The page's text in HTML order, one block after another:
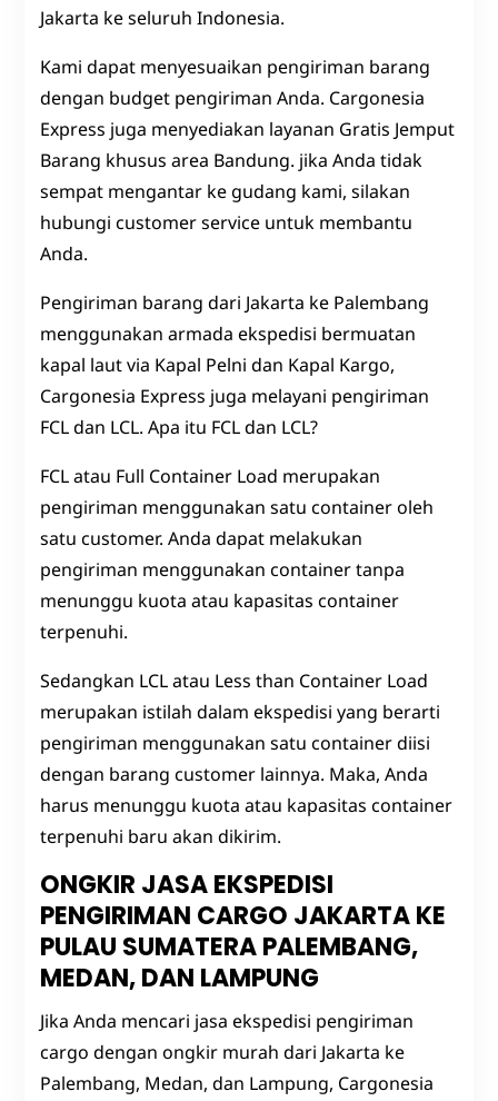
Jakarta ke seluruh Indonesia.
Kami dapat menyesuaikan pengiriman barang
dengan budget pengiriman Anda. Cargonesia
Express juga menyediakan layanan Gratis Jemput
Barang khusus area Bandung. jika Anda tidak
sempat mengantar ke gudang kami, silakan
hubungi customer service untuk membantu
Anda.
Pengiriman barang dari Jakarta ke Palembang
menggunakan armada ekspedisi bermuatan
kapal laut via Kapal Pelni dan Kapal Kargo,
Cargonesia Express juga melayani pengiriman
FCL dan LCL. Apa itu FCL dan LCL?
FCL atau Full Container Load merupakan
pengiriman menggunakan satu container oleh
satu customer. Anda dapat melakukan
pengiriman menggunakan container tanpa
menunggu kuota atau kapasitas container
terpenuhi.
Sedangkan LCL atau Less than Container Load
merupakan istilah dalam ekspedisi yang berarti
pengiriman menggunakan satu container diisi
dengan barang customer lainnya. Maka, Anda
harus menunggu kuota atau kapasitas container
terpenuhi baru akan dikirim.
ONGKIR JASA EKSPEDISI
PENGIRIMAN CARGO JAKARTA KE
PULAU SUMATERA PALEMBANG,
MEDAN, DAN LAMPUNG
Jika Anda mencari jasa ekspedisi pengiriman
cargo dengan ongkir murah dari Jakarta ke
Palembang, Medan, dan Lampung, Cargonesia